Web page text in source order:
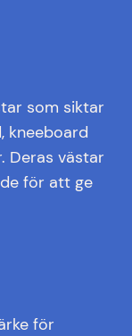
som siktar
kneeboard
Deras västar
för att ge
för